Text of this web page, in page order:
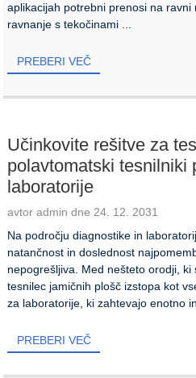
aplikacijah potrebni prenosi na ravni
ravnanje s tekočinami ...
PREBERI VEČ
Učinkovite rešitve za
polavtomatski tesnilniki
laboratorije
avtor admin dne 24. 12. 2031
Na področju diagnostike in
natančnost in doslednost
nepogrešljiva. Med nešteto orodji,
tesnilec jamičnih plošč izstopa kot
za laboratorije, ki zahtevajo enotno in
PREBERI VEČ